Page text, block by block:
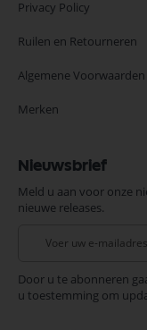
Privacy Policy
Ruilen en Retourneren
Algemene Voorwaarden
Merken
Nieuwsbrief
Meld u aan voor onze
nieuwe releases.
onze
nieuwsbrief
Door u te abonneren
u toestemming om